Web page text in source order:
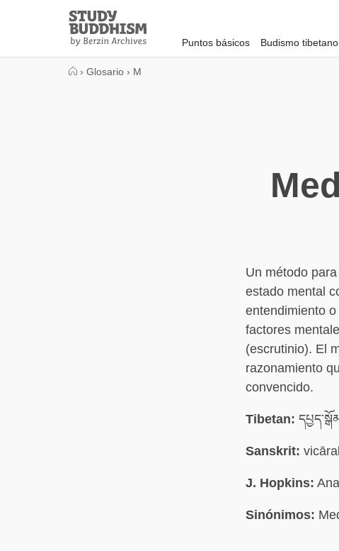
Study
Buddhism
Home
Puntos básicos Budismo tibetano
› Glosario › M
Un método
estado mental
entendimiento
factores
(escrutinio). El
razonamiento
convencido.
Tibetan:
Sanskrit:
J. Hopkins:
Sinónimos: